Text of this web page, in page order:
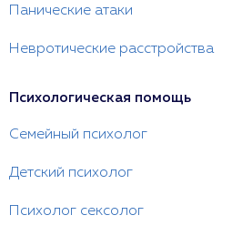
Панические атаки
Невротические расстройства
Психологическая помощь
Семейный психолог
Детский психолог
Психолог сексолог